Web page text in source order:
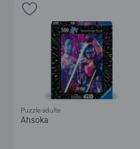
Ahsoka
Puzzle adulte